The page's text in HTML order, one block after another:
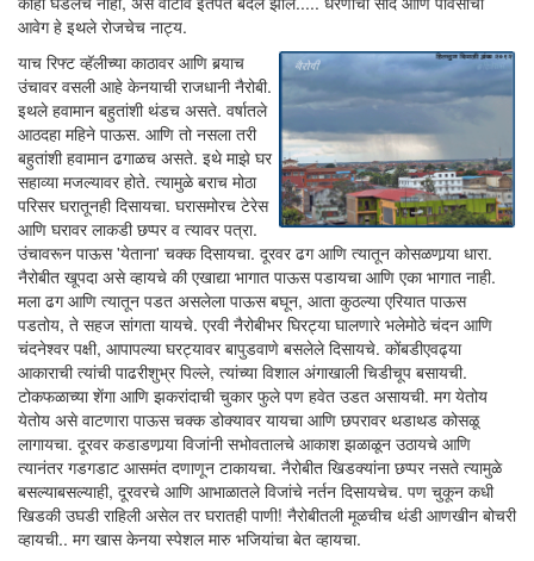
आवेग हे इथले रोजचेच नाट्य.
याच रिफ्ट व्हॅलीच्या काठावर आणि बर्‍याच
उंचावर वसली आहे केनयाची राजधानी नैरोबी.
इथले हवामान बहुतांशी थंडच असते. वर्षातले
आठदहा महिने पाऊस. आणि तो नसला तरी
बहुतांशी हवामान ढगाळच असते. इथे माझे घर
सहाव्या मजल्यावर होते. त्यामुळे बराच मोठा
परिसर घरातूनही दिसायचा. घरासमोरच टेरेस
आणि घरावर लाकडी छप्पर व त्यावर पत्रा.
उंचावरून पाऊस 'येताना' चक्क दिसायचा. दूरवर ढग आणि त्यातून कोसळणार्‍या धारा.
नैरोबीत खूपदा असे व्हायचे की एखाद्या भागात पाऊस पडायचा आणि एका भागात नाही.
मला ढग आणि त्यातून पडत असलेला पाऊस बघून, आता कुठल्या एरियात पाऊस
पडतोय, ते सहज सांगता यायचे. एरवी नैरोबीभर घिरट्या घालणारे भलेमोठे चंदन आणि
चंदनेश्वर पक्षी, आपापल्या घरट्यावर बापुडवाणे बसलेले दिसायचे. कोंबडीएवढ्या
आकाराची त्यांची पाढरीशुभ्र पिल्ले, त्यांच्या विशाल अंगाखाली चिडीचूप बसायची.
टोकफळाच्या शेंगा आणि झकरांदाची चुकार फुले पण हवेत उडत असायची. मग येतोय
येतोय असे वाटणारा पाऊस चक्क डोक्यावर यायचा आणि छपरावर थडाथड कोसळू
लागायचा. दूरवर कडाडणार्‍या विजांनी सभोवतालचे आकाश झळाळून उठायचे आणि
त्यानंतर गडगडाट आसमंत दणाणून टाकायचा. नैरोबीत खिडक्यांना छप्पर नसते त्यामुळे
बसल्याबसल्याही, दूरवरचे आणि आभाळातले विजांचे नर्तन दिसायचेच. पण चुकून कधी
खिडकी उघडी राहिली असेल तर घरातही पाणी! नैरोबीतली मूळचीच थंडी आणखीन बोचरी
व्हायची.. मग खास केनया स्पेशल मारु भजियांचा बेत व्हायचा.